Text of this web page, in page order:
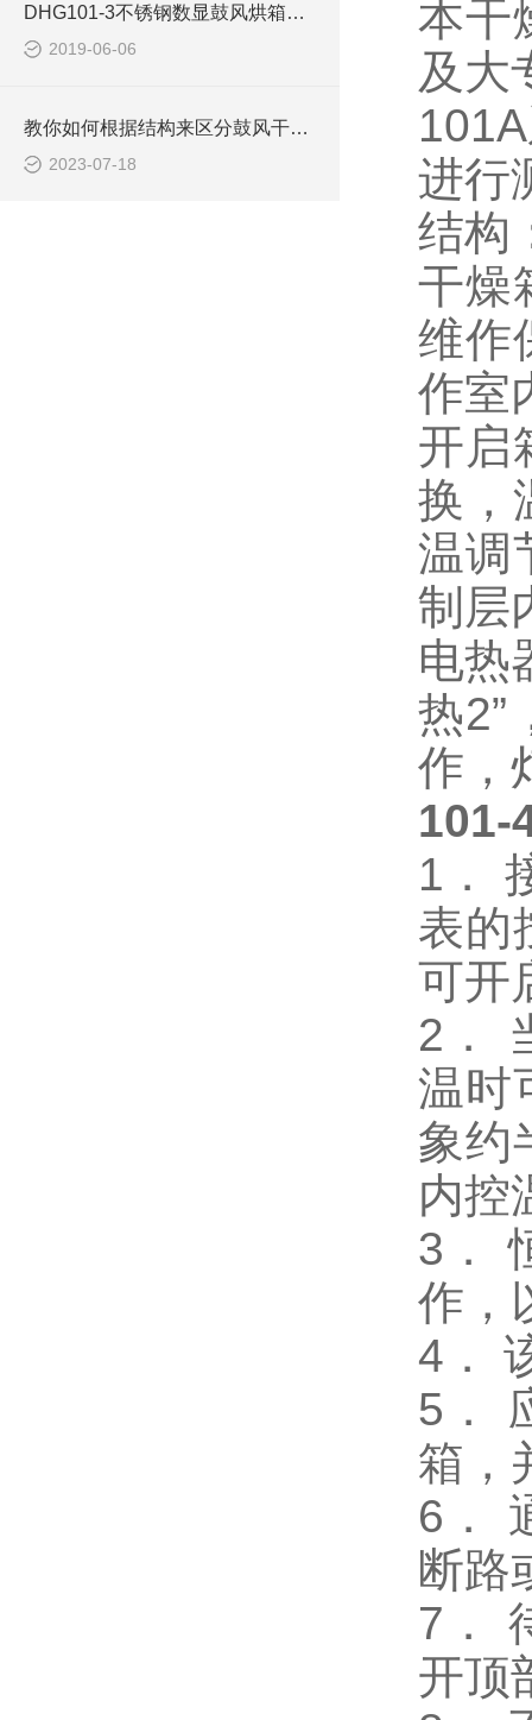
DHG101-3不锈钢数显鼓风烘箱使用注意事项
2019-06-06
教你如何根据结构来区分鼓风干燥箱
2023-07-18
本干
及大
进行
结构
干燥
维作
作室
开启
换，
温调
制层
电热
热2”
作，
101-
1．
表的
可开
2．
温时
象约
内控
3．
作，
4．
5．
箱，
6．
断路
7．
开顶